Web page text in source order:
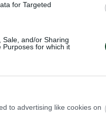
for Targeted
Sale, and/or Sharing
Purposes for which it
to advertising like cookies on
κλήρωση της
EuroLeague